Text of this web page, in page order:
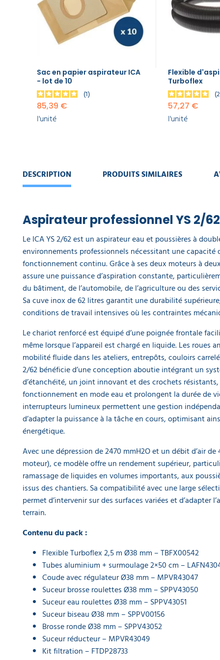
PROTECTION
INDIVIDUELLE
PROMOS
l'unité
Flexible
d'aspirateur
l'unité
Sac
aspirateur
microfibre,
Sac
d'aspirateur
microns
blanc
FTDP00556
70,86 €
l'unité
Sac en
nylon 300
microns
blanc pour
aspirateur
74,78 €
l'unité
Sac en
nylon 500
microns
blanc pour
aspirateur
FTDP00558
81,22 €
l'unité
Cartouche
filtre
renforcée
300-400
pour
74,83 €
Cartouche
filtre
HEPA
pour
aspirateur
146,67 €
l'unité
Anneau
de
fixation
Sac en papier aspirateur ICA
- lot de 10
1
85,39 €
l'unité
Flexible
Turboflex
57,27 €
l'unité
DESCRIPTION PRODUITS SIMILAIRES
Aspirateur professionnel YS 2/
Le ICA YS 2/62 est un aspirateur eau et poussières à
environnements professionnels nécessitant une capacité
fonctionnement continu. Grâce à ses deux moteurs à
assure une puissance d’aspiration constante,
du bâtiment, de l’automobile, de l’agriculture ou des
Sa cuve inox de 62 litres garantit une durabilité
conditions de travail intensives où les contraintes
Le chariot renforcé est équipé d’une poignée frontale
même lorsque l’appareil est chargé en liquide. Les roues
mobilité fluide dans les ateliers, entrepôts, couloirs
2/62 bénéficie d’une conception aboutie intégrant un
d’étanchéité, un joint innovant et des crochets
fonctionnement en mode eau et prolongent la durée de
interrupteurs lumineux permettent une gestion
d’adapter la puissance à la tâche en cours, optimisant
énergétique.
Avec une dépression de 2470 mmH2O et un débit d’air de
moteur), ce modèle offre un rendement supérieur,
ramassage de liquides en volumes importants, aux
issus des chantiers. Sa compatibilité avec une large
permet d’intervenir sur des surfaces variées et d’adapter
terrain.
Contenu du pack :
Flexible Turboflex 2,5 m Ø38 mm – TBFX00542
Tubes aluminium + surmoulage 2×50 cm –
Coude avec régulateur Ø38 mm – MPVR43047
Suceur brosse roulettes Ø38 mm – SPPV43050
Suceur eau roulettes Ø38 mm – SPPV43051
Suceur biseau Ø38 mm – SPPV00156
Brosse ronde Ø38 mm – SPPV43052
Suceur réducteur – MPVR43049
Kit filtration – FTDP28733